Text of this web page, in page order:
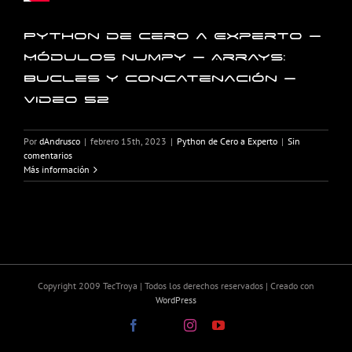
Python de Cero a Experto –
Módulos numpy – Arrays:
Bucles y concatenación –
Video 52
Por dAndrusco | febrero 15th, 2023 | Python de Cero a Experto | Sin
comentarios
Más información
Copyright 2009 TecTroya | Todos los derechos reservados | Creado con
WordPress
Facebook InstagramYouTube